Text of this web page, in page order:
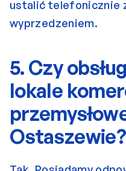
ustalić telefonicznie
wyprzedzeniem.
5. Czy
lokale
Ostaszewie?